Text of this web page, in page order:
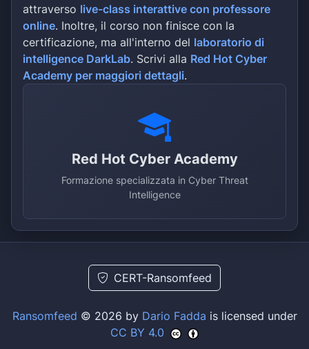
attraverso live-class interattive con professore
online. Inoltre, il corso non finisce con la
certificazione, ma all'interno del laboratorio di
intelligence DarkLab. Scrivi alla Red Hot Cyber
Academy per maggiori dettagli.
Red Hot Cyber Academy
Formazione specializzata in Cyber Threat
Intelligence
CERT-Ransomfeed
Ransomfeed © 2026 by Dario Fadda is licensed under
CC BY 4.0